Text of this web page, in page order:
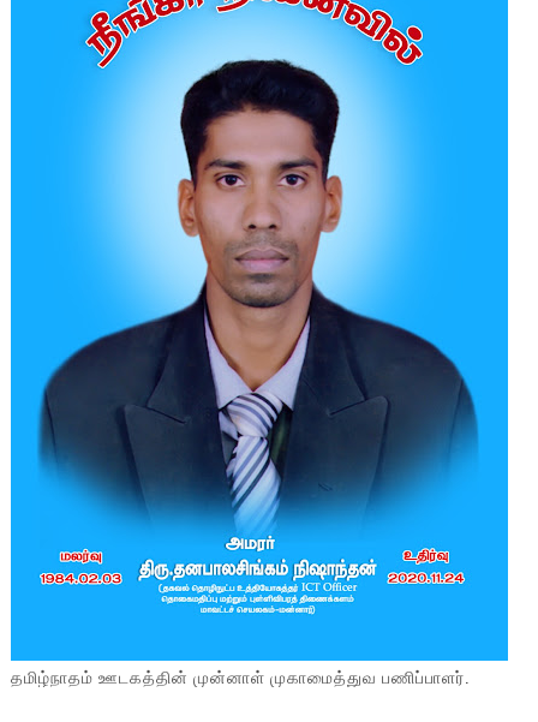
தமிழ்நாதம் ஊடகத்தின் முன்னாள் முகாமைத்துவ பணிப்பாளர்.